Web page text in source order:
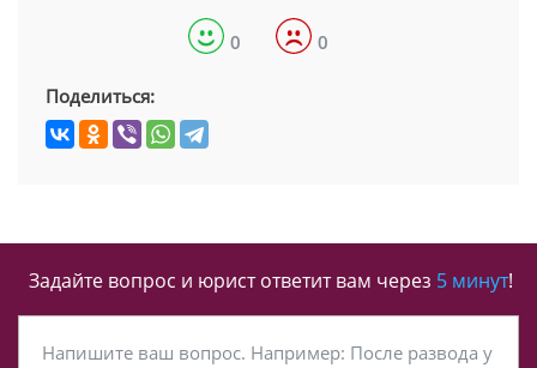
0 0
Поделиться:
Задайте вопрос и юрист ответит вам через 5 минут!